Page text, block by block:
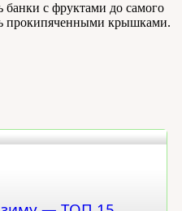
с фруктами до самого
прокипяченными крышками.